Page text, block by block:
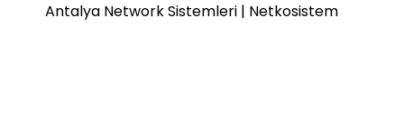
Antalya Network Sistemleri | Netkosistem